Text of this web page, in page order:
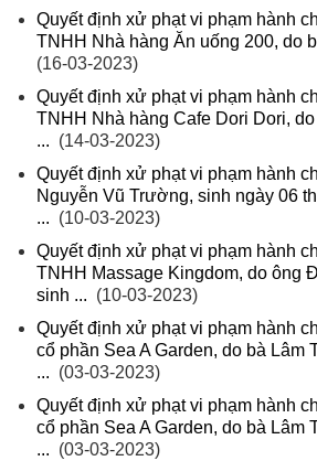
Quyết định xử phạt vi phạm hành
TNHH Nhà hàng Ăn uống 200, do
(16-03-2023)
Quyết định xử phạt vi phạm hành
TNHH Nhà hàng Cafe Dori Dori,
... (14-03-2023)
Quyết định xử phạt vi phạm hành
Nguyễn Vũ Trường, sinh ngày 06
... (10-03-2023)
Quyết định xử phạt vi phạm hành
TNHH Massage Kingdom, do ông
sinh ... (10-03-2023)
Quyết định xử phạt vi phạm hành
cổ phần Sea A Garden, do bà Lâm
... (03-03-2023)
Quyết định xử phạt vi phạm hành
cổ phần Sea A Garden, do bà Lâm
... (03-03-2023)